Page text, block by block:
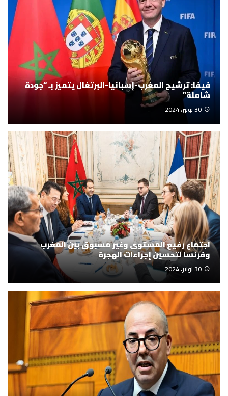
فيفا: ترشيح المغرب-إسبانيا-البرتغال يتميز بـ “جودة
شاملة”
30 نونبر، 2024
اجتماع رفيع المستوى وغير مسبوق بين المغرب
وفرنسا لتحسين إجراءات الهجرة
30 نونبر، 2024